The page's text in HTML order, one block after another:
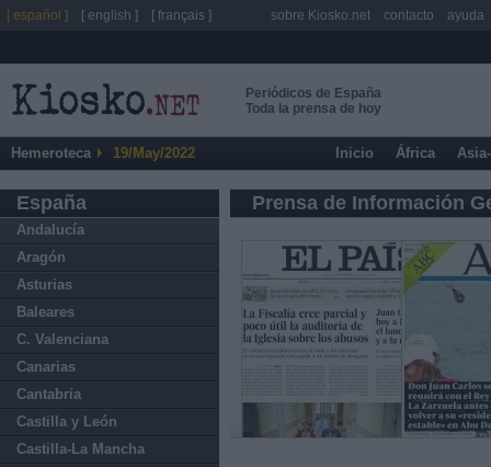
Periódicos de España
Toda la prensa de hoy
Hemeroteca 19/May/2022 Inicio África
España
Andalucía
Aragón
Asturias
Baleares
C. Valenciana
Canarias
Cantabria
Castilla y León
Castilla-La Mancha
Prensa de Información
[ español ] [ english ] [ français ] sobre Kiosko.net contacto ayuda